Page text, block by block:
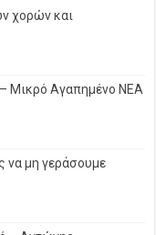
χορών και
Μικρό Αγαπημένο NEΑ
να μη γεράσουμε